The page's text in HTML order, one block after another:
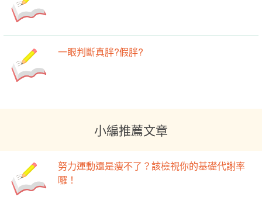
一眼判斷真胖?假胖?
小編推薦文章
努力運動還是瘦不了？該檢視你的基礎代謝率
囉！